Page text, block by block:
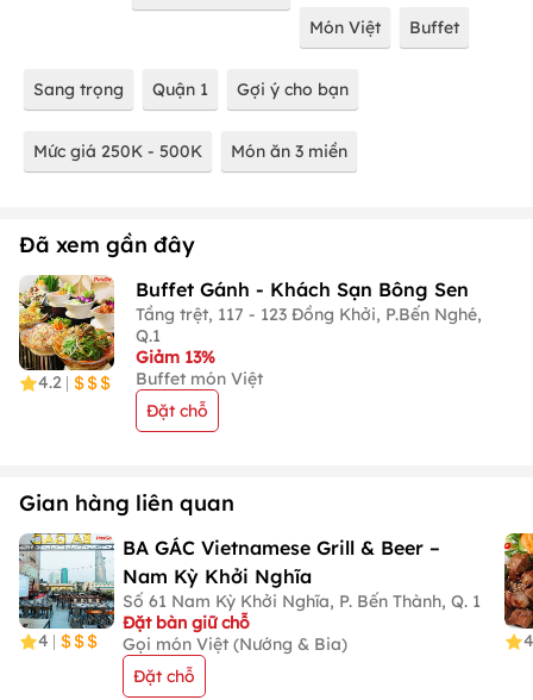
Món Việt Buffet
Sang trọng Quận 1 Gợi ý cho bạn
Mức giá 250K - 500K Món ăn 3 miền
Đã xem gần đây
4.2 |
Buffet Gánh - Khách Sạn Bông Sen
Tầng trệt, 117 - 123 Đồng Khởi, P.Bến Nghé,
Q.1
Giảm 13%
Buffet món Việt
Đặt chỗ
Gian hàng liên quan
4 |
BA GÁC Vietnamese Grill & Beer –
Nam Kỳ Khởi Nghĩa
Số 61 Nam Kỳ Khởi Nghĩa, P. Bến Thành, Q. 1
Đặt bàn giữ chỗ
Gọi món Việt (Nướng & Bia)
Đặt chỗ